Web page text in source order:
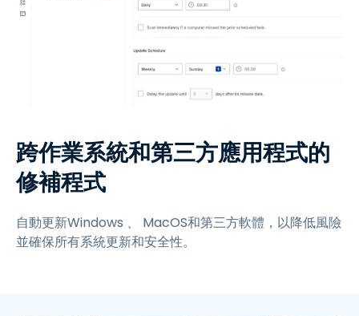
跨作業系統和第三方應用程式的
修補程式
自動更新Windows 、 MacOS和第三方軟體，以降低風險
並確保所有系統更新和安全性。